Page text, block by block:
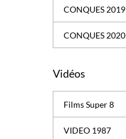
CONQUES 2019
CONQUES 2020
Vidéos
Films Super 8
VIDEO 1987